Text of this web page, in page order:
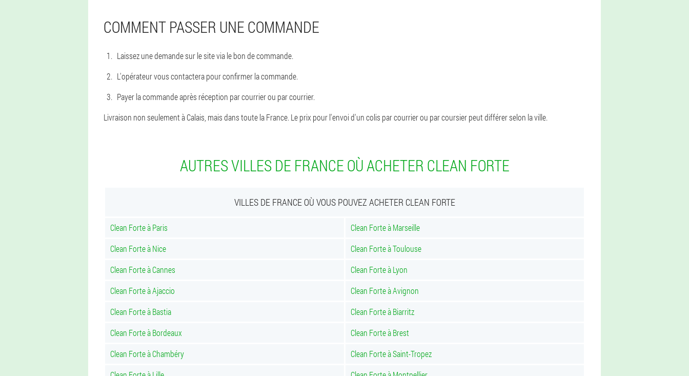
COMMENT PASSER UNE COMMANDE
Laissez une demande sur le site via le bon de commande.
L'opérateur vous contactera pour confirmer la commande.
Payer la commande après réception par courrier ou par courrier.
Livraison non seulement à Calais, mais dans toute la France. Le prix pour l'envoi d'un colis par courrier ou par coursier peut différer selon la ville.
AUTRES VILLES DE FRANCE OÙ ACHETER CLEAN FORTE
VILLES DE FRANCE OÙ VOUS POUVEZ ACHETER CLEAN FORTE
Clean Forte à Paris
Clean Forte à Marseille
Clean Forte à Nice
Clean Forte à Toulouse
Clean Forte à Cannes
Clean Forte à Lyon
Clean Forte à Ajaccio
Clean Forte à Avignon
Clean Forte à Bastia
Clean Forte à Biarritz
Clean Forte à Bordeaux
Clean Forte à Brest
Clean Forte à Chambéry
Clean Forte à Saint-Tropez